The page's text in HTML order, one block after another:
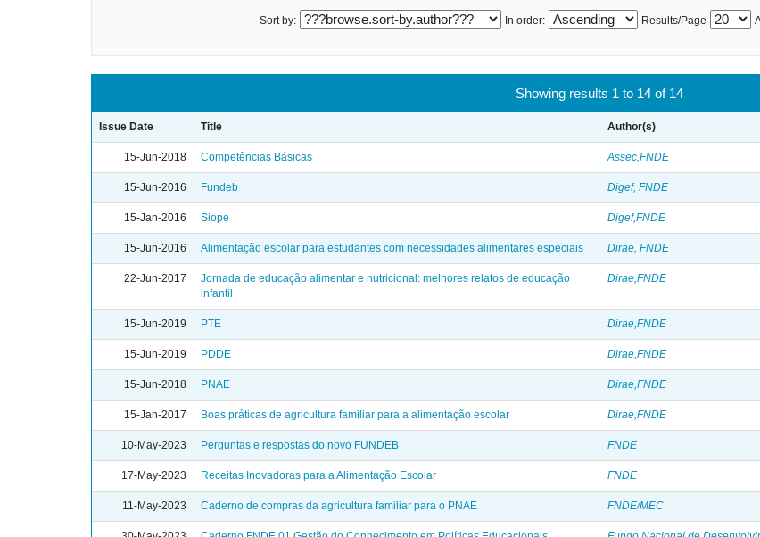
Sort by: In order: Results/Page
Showing results 1 to 14 of 14
Issue Date Title Author(s)
15-Jun-2018 Competências Básicas Assec,FNDE
15-Jun-2016 Fundeb Digef, FNDE
15-Jan-2016 Siope Digef,FNDE
15-Jun-2016 Alimentação escolar para estudantes com necessidades alimentares especiais Dirae, FNDE
22-Jun-2017
Jornada de educação alimentar e nutricional: melhores relatos de educação
infantil
Dirae,FNDE
15-Jun-2019 PTE Dirae,FNDE
15-Jun-2019 PDDE Dirae,FNDE
15-Jun-2018 PNAE Dirae,FNDE
15-Jan-2017 Boas práticas de agricultura familiar para a alimentação escolar Dirae,FNDE
10-May-2023 Perguntas e respostas do novo FUNDEB FNDE
17-May-2023 Receitas Inovadoras para a Alimentação Escolar FNDE
11-May-2023 Caderno de compras da agricultura familiar para o PNAE FNDE/MEC